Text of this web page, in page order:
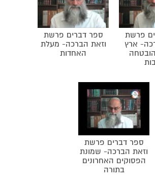
פרשת
ארץ
ספר דברים פרשת
וזאת הברכה- מעלת
האחדות
ספר דברים פרשת
וזאת הברכה- שמונת
הפסוקים האחרונים
בתורה